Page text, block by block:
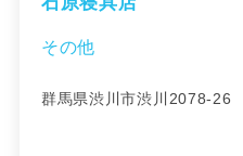
その他
群馬県渋川市渋川2078-26